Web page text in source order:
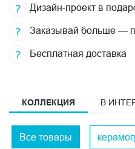
Дизайн-проект в
Заказывай больше —
Бесплатная доставка
КОЛЛЕКЦИЯ В
Все товары